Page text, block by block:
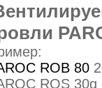
ROB 80
ROS